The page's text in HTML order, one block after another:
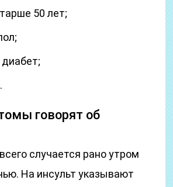
50 лет;
говорят об
случается рано утром
На инсульт указывают